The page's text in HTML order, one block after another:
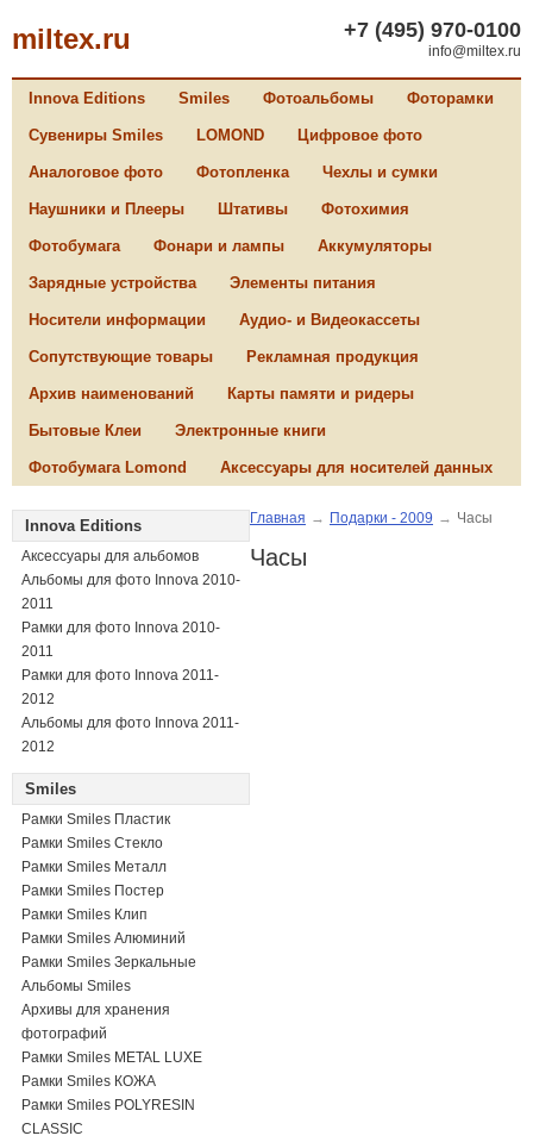
miltex.ru +7 (495) 970-0100
info@miltex.ru
Innova Editions Smiles Фотоальбомы Фоторамки
Сувениры Smiles LOMOND Цифровое фото
Аналоговое фото Фотопленка Чехлы и сумки
Наушники и Плееры Штативы Фотохимия
Фотобумага Фонари и лампы Аккумуляторы
Зарядные устройства Элементы питания
Носители информации Аудио- и Видеокассеты
Сопутствующие товары Рекламная продукция
Архив наименований Карты памяти и ридеры
Бытовые Клеи Электронные книги
Фотобумага Lomond Аксессуары для носителей данных
Innova Editions
Аксессуары для альбомов
Альбомы для фото Innova 2010-
2011
Рамки для фото Innova 2010-
2011
Рамки для фото Innova 2011-
2012
Альбомы для фото Innova 2011-
2012
Smiles
Рамки Smiles Пластик
Рамки Smiles Стекло
Рамки Smiles Металл
Рамки Smiles Постер
Рамки Smiles Клип
Рамки Smiles Алюминий
Рамки Smiles Зеркальные
Альбомы Smiles
Архивы для хранения
фотографий
Рамки Smiles METAL LUXE
Рамки Smiles КОЖА
Рамки Smiles POLYRESIN
CLASSIC
Главная → Подарки - 2009 → Часы
Часы